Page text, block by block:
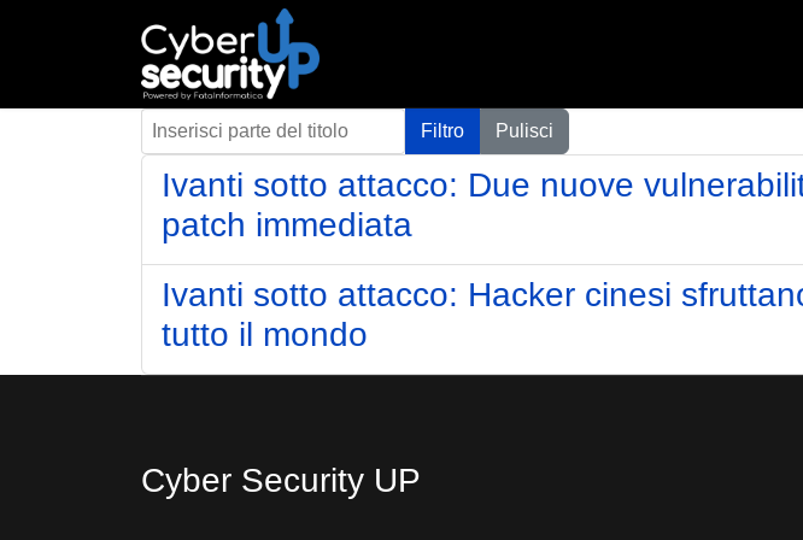
Inserisci parte del titolo Filtro Pulisci
Ivanti sotto attacco: Due nuove
patch immediata
Ivanti sotto attacco: Hacker cinesi
tutto il mondo
Cyber Security UP